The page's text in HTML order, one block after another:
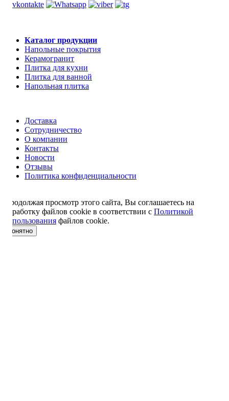
Каталог продукции
Напольные покрытия
Керамогранит
Плитка для кухни
Плитка для ванной
Напольная плитка
Доставка
Сотрудничество
О компании
Контакты
Новости
Отзывы
Политика конфиденциальности
Продолжая просмотр этого сайта, Вы соглашаетесь на
обработку файлов cookie в соответствии с Политикой
использования файлов cookie.
понятно